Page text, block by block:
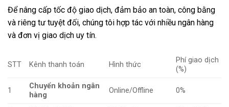
Để nâng cấp tốc độ giao dịch, đảm bảo an toàn, công bằng
và riêng tư tuyệt đối, chúng tôi hợp tác với nhiều ngân hàng
và đơn vị giao dịch uy tín.
STT Kênh thanh toán Hình thức
Phí giao dịch
(%)
1
Chuyển khoản ngân
hàng
Online/Offline 0%